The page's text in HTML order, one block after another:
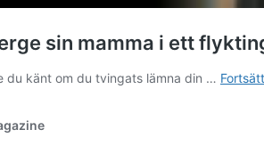
sin mamma i ett
du känt om du tvingats lämna din …